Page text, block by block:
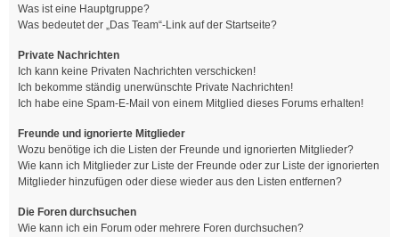
Was ist eine Hauptgruppe?
Was bedeutet der „Das Team“-Link auf der Startseite?
Private Nachrichten
Ich kann keine Privaten Nachrichten verschicken!
Ich bekomme ständig unerwünschte Private Nachrichten!
Ich habe eine Spam-E-Mail von einem Mitglied dieses Forums erhalten!
Freunde und ignorierte Mitglieder
Wozu benötige ich die Listen der Freunde und ignorierten Mitglieder?
Wie kann ich Mitglieder zur Liste der Freunde oder zur Liste der ignorierten
Mitglieder hinzufügen oder diese wieder aus den Listen entfernen?
Die Foren durchsuchen
Wie kann ich ein Forum oder mehrere Foren durchsuchen?